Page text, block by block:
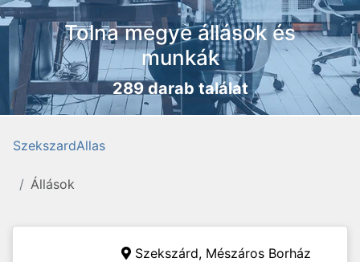
Tolna megye állások és
munkák
289 darab találat
SzekszardAllas
Állások
Szekszárd, Mészáros Borház